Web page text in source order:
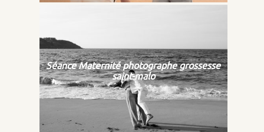
Séance Maternité photographe grossesse
saint-malo